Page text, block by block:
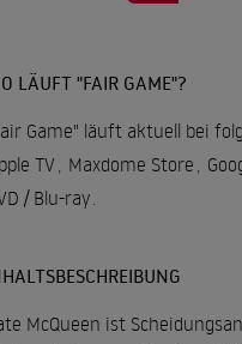
LÄUFT "FAIR GAME"?
Game" läuft aktuell bei
TV, Maxdome Store ,
/ Blu-ray.
McQueen ist